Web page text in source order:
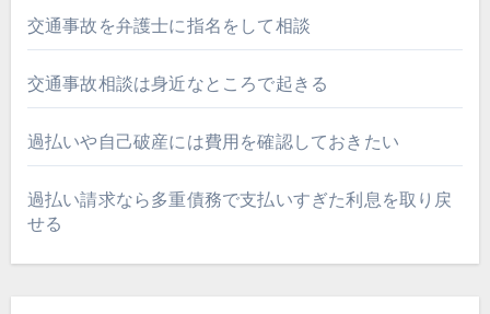
交通事故を弁護士に指名をして相談
交通事故相談は身近なところで起きる
過払いや自己破産には費用を確認しておきたい
過払い請求なら多重債務で支払いすぎた利息を取り戻
せる